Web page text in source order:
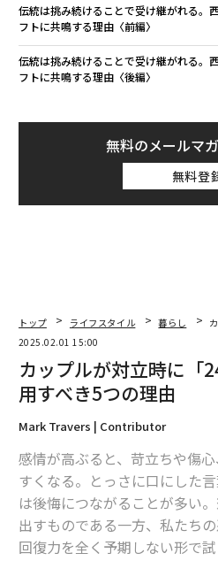
伝統は挑み続けることで受け継がれる。
フトに共鳴する理由〈前編〉
伝統は挑み続けることで受け継がれる。
フトに共鳴する理由〈後編〉
無料のメールマ
無料登
トップ ライフスタイル 暮らし
2025.02.01 15:00
カップルが対立時に「
用すべき5つの理由
Mark Travers | Contributor
感情が高ぶると、苛立ちや傷
すくなる。とっさに口にした
は後悔につながることが多い
出すものである一方、私たち
回復力を全く予期しない形で試